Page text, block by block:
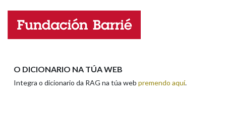
Marcas gramaticais
Nome
O DICIONARIO NA TÚA WEB
Integra o dicionario da RAG na túa web premendo aquí.